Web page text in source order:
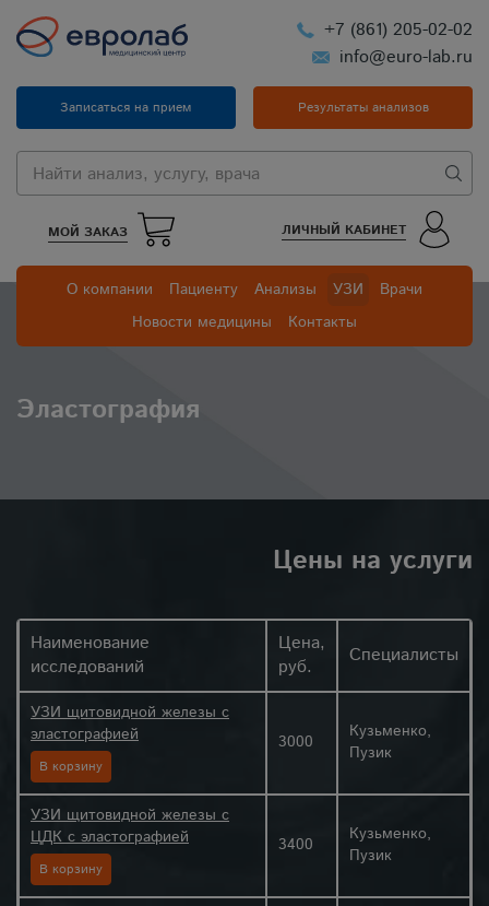
+7 (861) 205-02-02
info@euro-lab.ru
Записаться на прием Результаты анализов
МОЙ ЗАКАЗ ЛИЧНЫЙ КАБИНЕТ
О компании Пациенту Анализы УЗИ
Врачи
Новости медицины
Контакты
Эластография
Цены на услуги
Наименование
исследований
Цена,
руб.
Специалисты
УЗИ щитовидной железы с
эластографией
В корзину
3000
Кузьменко,
Пузик
УЗИ щитовидной железы с
ЦДК с эластографией
В корзину
3400
Кузьменко,
Пузик